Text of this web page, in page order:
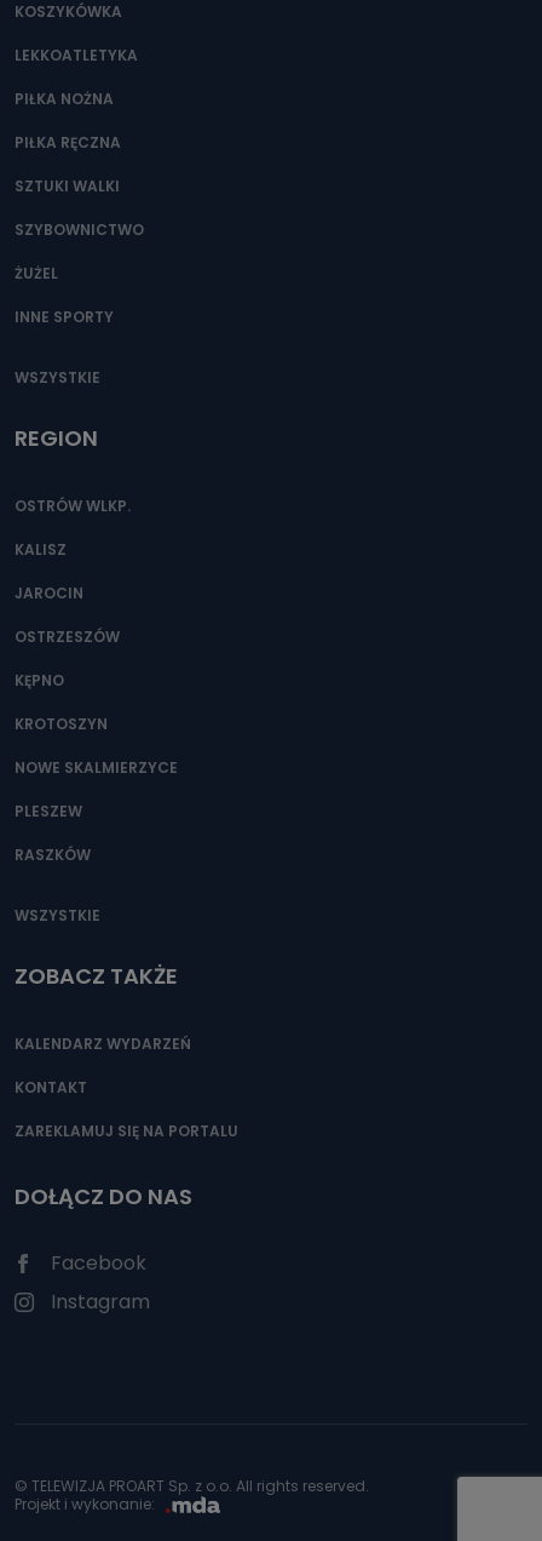
KOSZYKÓWKA
LEKKOATLETYKA
PIŁKA NOŻNA
PIŁKA RĘCZNA
SZTUKI WALKI
SZYBOWNICTWO
ŻUŻEL
INNE SPORTY
WSZYSTKIE
REGION
OSTRÓW WLKP.
KALISZ
JAROCIN
OSTRZESZÓW
KĘPNO
KROTOSZYN
NOWE SKALMIERZYCE
PLESZEW
RASZKÓW
WSZYSTKIE
ZOBACZ TAKŻE
KALENDARZ WYDARZEŃ
KONTAKT
ZAREKLAMUJ SIĘ NA PORTALU
DOŁĄCZ DO NAS
Facebook
Instagram
© TELEWIZJA PROART Sp. z o.o. All rights reserved.
Projekt i wykonanie: